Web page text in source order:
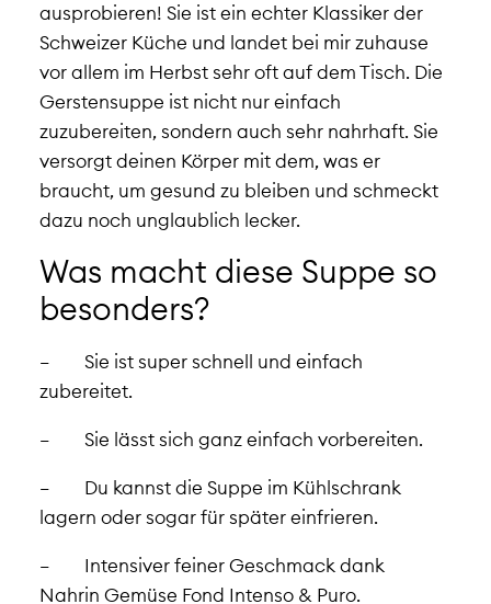
ausprobieren! Sie ist ein echter Klassiker der
Schweizer Küche und landet bei mir zuhause
vor allem im Herbst sehr oft auf dem Tisch. Die
Gerstensuppe ist nicht nur einfach
zuzubereiten, sondern auch sehr nahrhaft. Sie
versorgt deinen Körper mit dem, was er
braucht, um gesund zu bleiben und schmeckt
dazu noch unglaublich lecker.
Was macht diese Suppe so
besonders?
–
Sie ist super schnell und einfach
zubereitet.
– Sie lässt sich ganz einfach vorbereiten.
–
Du kannst die Suppe im Kühlschrank
lagern oder sogar für später einfrieren.
–
Intensiver feiner Geschmack dank
Nahrin Gemüse Fond Intenso & Puro.